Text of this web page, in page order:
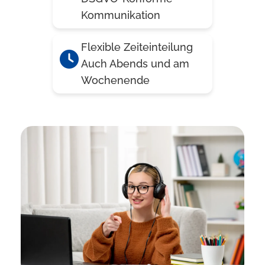
Kommunikation
Flexible Zeiteinteilung
Auch Abends und am
Wochenende